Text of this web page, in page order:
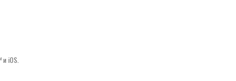
iOS.